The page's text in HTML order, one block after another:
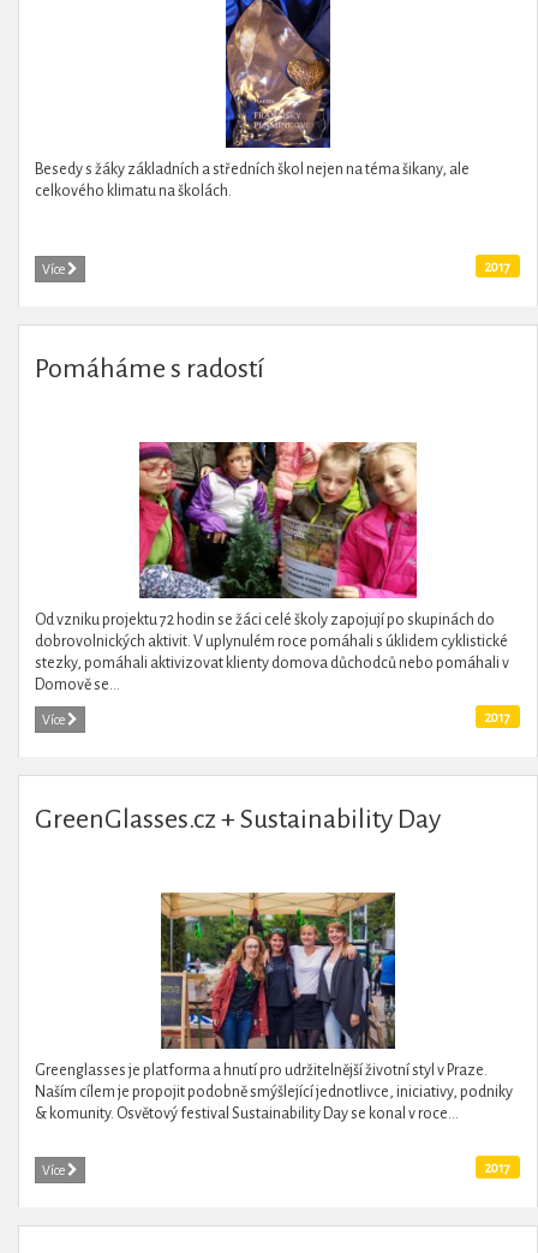
Besedy s žáky základních a středních škol nejen na téma šikany, ale
celkového klimatu na školách.
Více 2017
Pomáháme s radostí
Od vzniku projektu 72 hodin se žáci celé školy zapojují po skupinách do
dobrovolnických aktivit. V uplynulém roce pomáhali s úklidem cyklistické
stezky, pomáhali aktivizovat klienty domova důchodců nebo pomáhali v
Domově se...
Více 2017
GreenGlasses.cz + Sustainability Day
Greenglasses je platforma a hnutí pro udržitelnější životní styl v Praze.
Naším cílem je propojit podobně smýšlející jednotlivce, iniciativy, podniky
& komunity. Osvětový festival Sustainability Day se konal v roce...
Více 2017